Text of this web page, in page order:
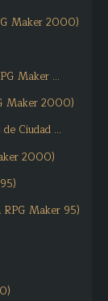
Maker 2000)
Maker ...
Maker 2000)
Ciudad ...
2000)
Maker 95)